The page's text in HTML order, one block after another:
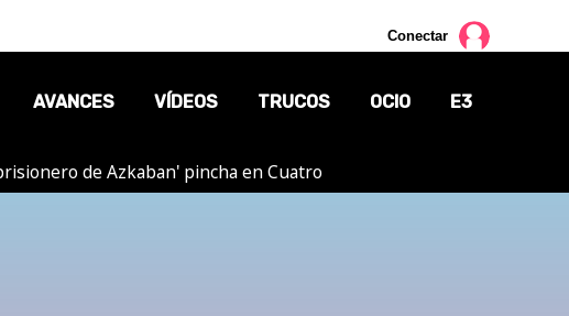
Conectar
AVANCES VÍDEOS TRUCOS OCIO E3
de Azkaban' pincha en Cuatro